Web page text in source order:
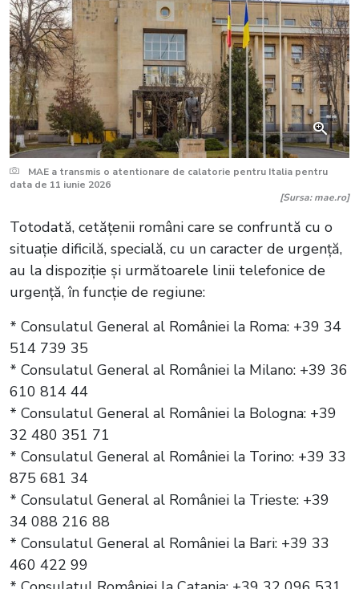
MAE a transmis o atentionare de calatorie pentru Italia pentru
data de 11 iunie 2026
[Sursa: mae.ro]
Totodată, cetățenii români care se confruntă cu o
situație dificilă, specială, cu un caracter de urgență,
au la dispoziție și următoarele linii telefonice de
urgență, în funcție de regiune:
* Consulatul General al României la Roma: +39 34
514 739 35
* Consulatul General al României la Milano: +39 36
610 814 44
* Consulatul General al României la Bologna: +39
32 480 351 71
* Consulatul General al României la Torino: +39 33
875 681 34
* Consulatul General al României la Trieste: +39
34 088 216 88
* Consulatul General al României la Bari: +39 33
460 422 99